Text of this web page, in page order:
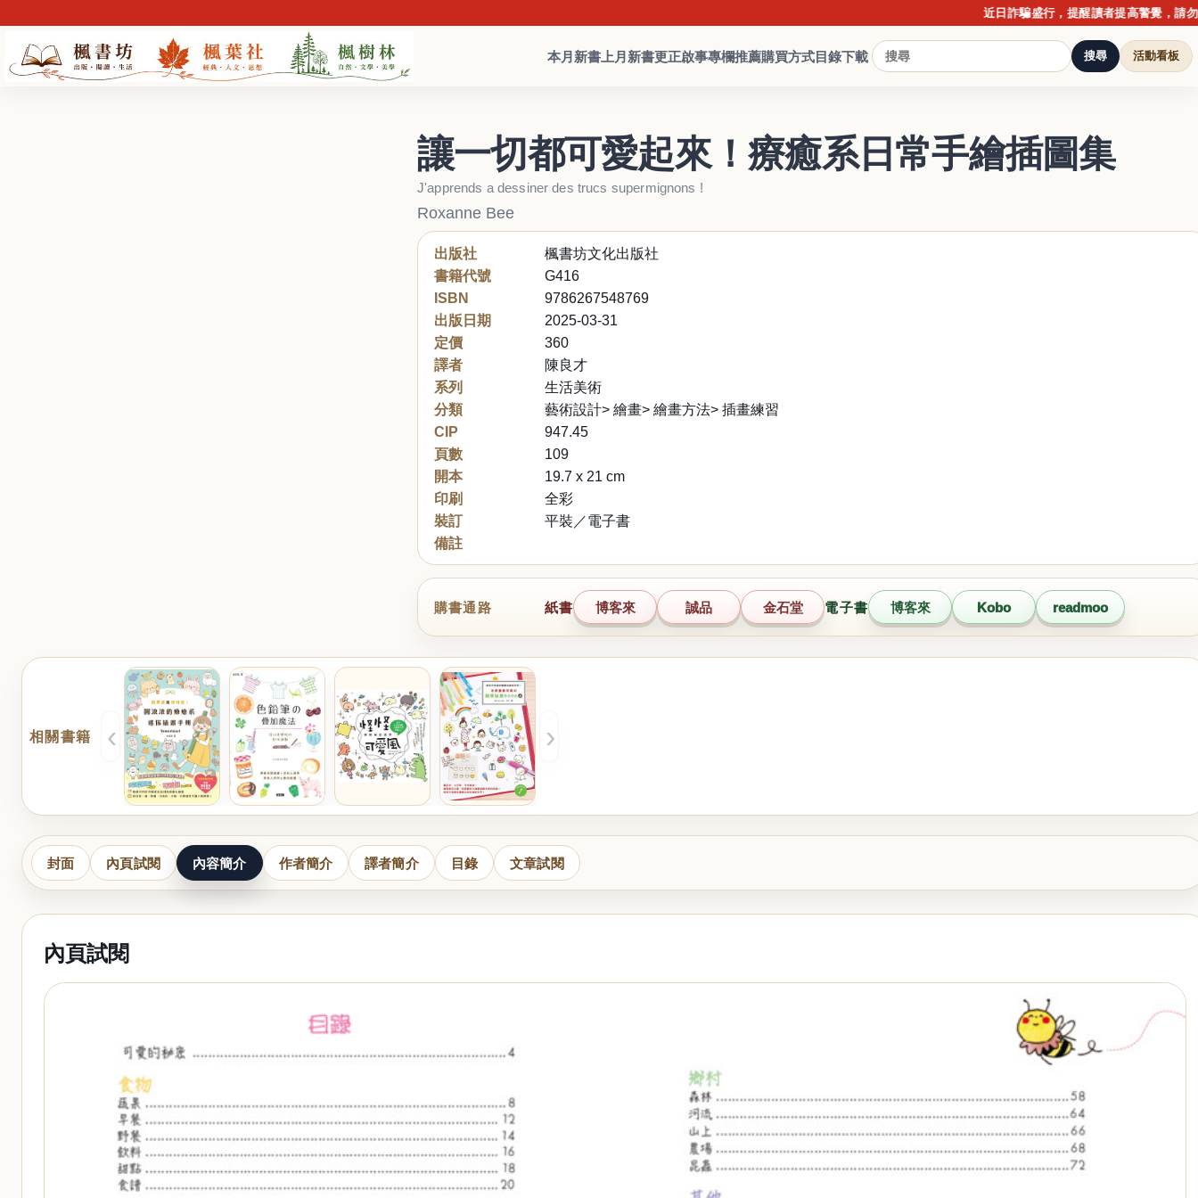
近日詐騙盛行，提醒讀者提高警覺，請勿點擊
本月新書 上月新書更正啟事專欄推薦購買方式目錄下載 搜尋 活動看板
讓一切都可愛起來！療癒系日常手繪插圖集
J'apprends a dessiner des trucs supermignons !
Roxanne Bee
出版社
楓書坊文化出版社
書籍代號
G416
ISBN
9786267548769
出版日期
2025-03-31
定價
360
譯者
陳良才
系列
生活美術
分類
藝術設計> 繪畫> 繪畫方法> 插畫練習
CIP
947.45
頁數
109
開本
19.7 x 21 cm
印刷
全彩
裝訂
平裝／電子書
備註
購書通路 紙書 博客來 誠品 金石堂 電子書 博客來 Kobo readmoo
相關書籍 ‹ ›
封面 內頁試閱 內容簡介 作者簡介 譯者簡介 目錄 文章試閱
內頁試閱